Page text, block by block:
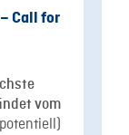
Call for
vom